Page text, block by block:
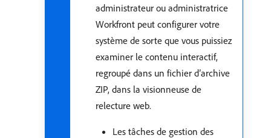
administrateur ou administratrice
Workfront peut configurer votre
système de sorte que vous puissiez
examiner le contenu interactif,
regroupé dans un fichier d’archive
ZIP, dans la visionneuse de
relecture web.
Les tâches de gestion des